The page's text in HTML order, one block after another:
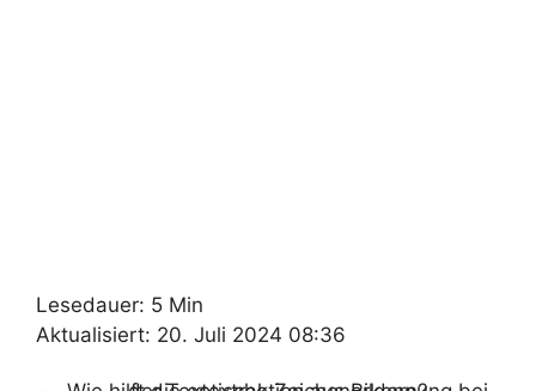
Lesedauer: 5 Min
Aktualisiert: 20. Juli 2024 08:36